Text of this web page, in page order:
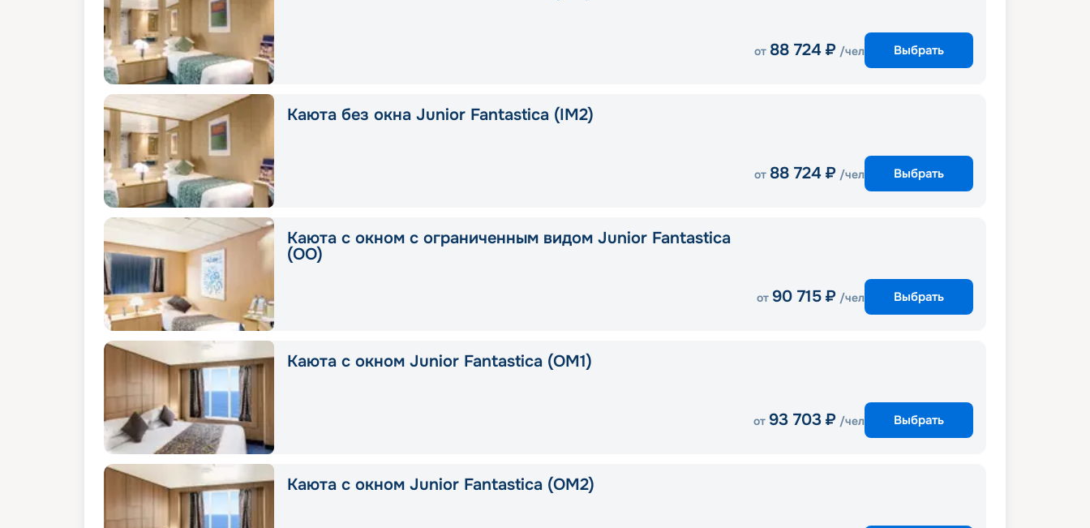
от 88 724 ₽ /чел Выбрать
Каюта без окна Junior Fantastica (IM2)
от 88 724 ₽ /чел Выбрать
Каюта с окном с ограниченным видом Junior Fantastica
(OO)
от 90 715 ₽ /чел Выбрать
Каюта с окном Junior Fantastica (OM1)
от 93 703 ₽ /чел Выбрать
Каюта с окном Junior Fantastica (OM2)